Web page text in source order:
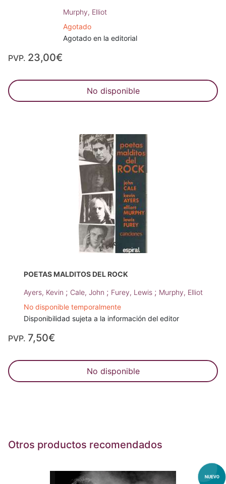
Murphy, Elliot
Agotado
Agotado en la editorial
PVP. 23,00€
No disponible
POETAS MALDITOS DEL ROCK
Ayers, Kevin ; Cale, John ; Furey, Lewis ; Murphy, Elliot
No disponible temporalmente
Disponibilidad sujeta a la información del editor
PVP. 7,50€
No disponible
Otros productos recomendados